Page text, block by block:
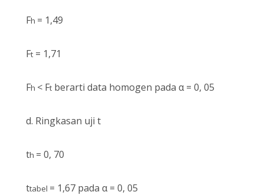
Fh = 1,49
Ft = 1,71
Fh < Ft berarti data homogen pada α = 0, 05
d. Ringkasan uji t
th = 0, 70
ttabel = 1,67 pada α = 0, 05